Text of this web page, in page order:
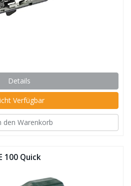
Details
Verfügbar
den Warenkorb
100 Quick